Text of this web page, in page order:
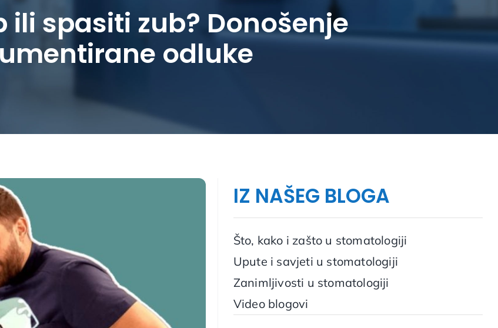
ili spasiti zub? Donošenje
odluke
IZ NAŠEG BLOGA
Što, kako i zašto u stomatologiji
Upute i savjeti u stomatologiji
Zanimljivosti u stomatologiji
Video blogovi